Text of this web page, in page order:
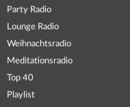
Party Radio
Lounge Radio
Weihnachtsradio
Meditationsradio
Top 40
Playlist